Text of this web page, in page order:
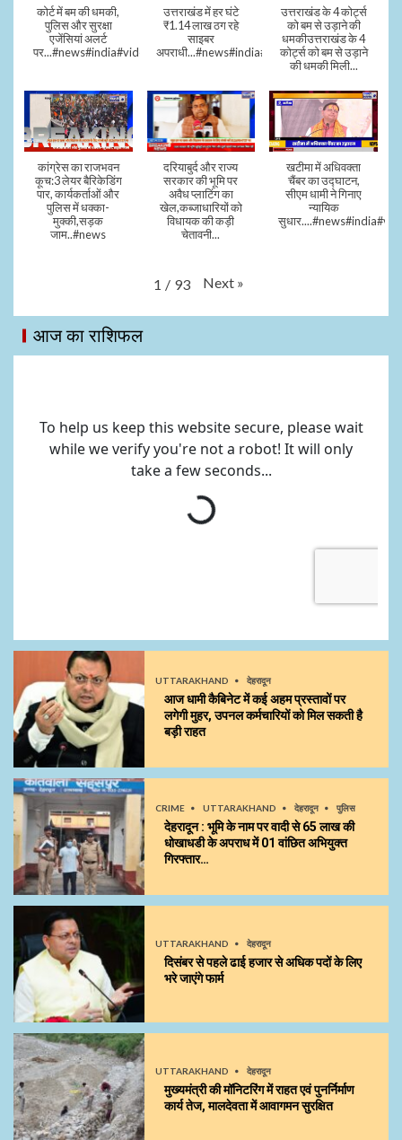
कोर्ट में बम की धमकी,
पुलिस और सुरक्षा
एजेंसियां अलर्ट
पर...#news#india#video#viral
उत्तराखंड में हर घंटे
₹1.14 लाख ठग रहे
साइबर
अपराधी...#news#india#video#viral
उत्तराखंड के 4 कोर्ट्स
को बम से उड़ाने की
धमकीउत्तराखंड के 4
कोर्ट्स को बम से उड़ाने
की धमकी मिली...
कांग्रेस का राजभवन
कूच:3 लेयर बैरिकेडिंग
पार, कार्यकर्ताओं और
पुलिस में धक्का-
मुक्की,सड़क
जाम..#news
दरियाबुर्द और राज्य
सरकार की भूमि पर
अवैध प्लाटिंग का
खेल,कब्जाधारियों को
विधायक की कड़ी
चेतावनी...
खटीमा में अधिवक्ता
चैंबर का उद्घाटन,
सीएम धामी ने गिनाए
न्यायिक
1 / 93 Next »
आज का राशिफल
UTTARAKHAND देहरादून
आज धामी कैबिनेट में कई अहम प्रस्तावों पर
लगेगी मुहर, उपनल कर्मचारियों को मिल सकती है
बड़ी राहत
CRIME UTTARAKHAND देहरादून पुलिस
देहरादून : भूमि के नाम पर वादी से 65 लाख की
धोखाधडी के अपराध में 01 वांछित अभियुक्त
गिरफ्तार…
UTTARAKHAND देहरादून
दिसंबर से पहले ढाई हजार से अधिक पदों के लिए
भरे जाएंगे फार्म
UTTARAKHAND देहरादून
मुख्यमंत्री की मॉनिटरिंग में राहत एवं पुनर्निर्माण
कार्य तेज, मालदेवता में आवागमन सुरक्षित